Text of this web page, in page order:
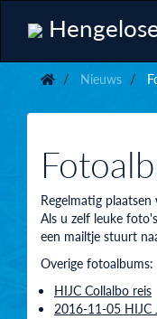
Nieuws
Regelmatig
Als u zelf leuke
een mailtje stuurt
Overige fotoalbums:
HIJC Collalbo reis
2016-11-05 HIJC